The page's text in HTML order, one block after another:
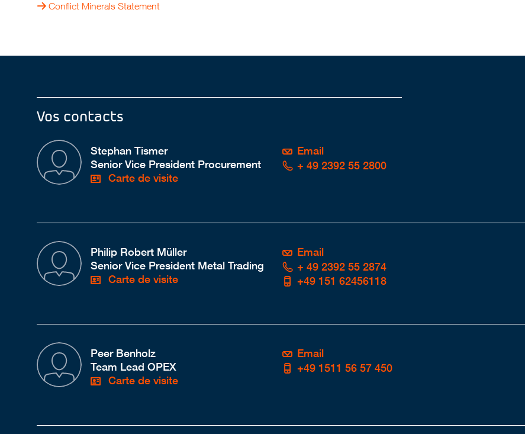
Conflict Minerals Statement
Vos contacts
Stephan Tismer
Senior Vice President Procurement
Carte de visite
Email
+ 49 2392 55 2800
Philip Robert Müller
Senior Vice President Metal Trading
Carte de visite
Email
+ 49 2392 55 2874
+49 151 62456118
Peer Benholz
Team Lead OPEX
Carte de visite
Email
+49 1511 56 57 450